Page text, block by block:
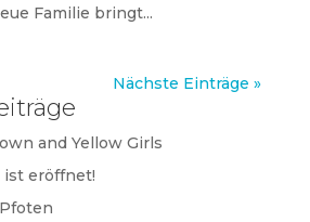
Familie bringt...
Nächste Einträge »
and Yellow Girls
eröffnet!